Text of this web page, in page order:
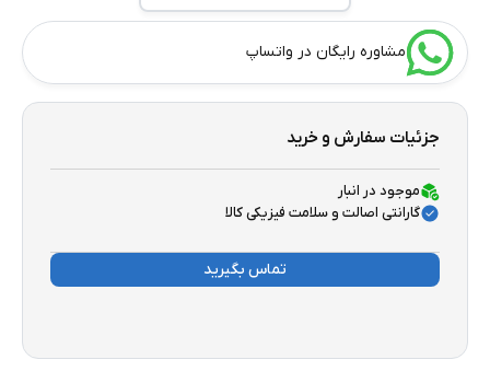
مشاوره رایگان در واتساپ
جزئیات سفارش و خرید
موجود در انبار
گارانتی اصالت و سلامت فیزیکی کالا
تماس بگیرید